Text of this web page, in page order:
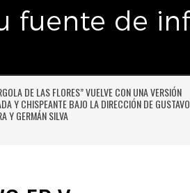
DE LAS FLORES” VUELVE CON UNA VERSIÓN
Y CHISPEANTE BAJO LA DIRECCIÓN DE GUSTAVO
Y GERMÁN SILVA